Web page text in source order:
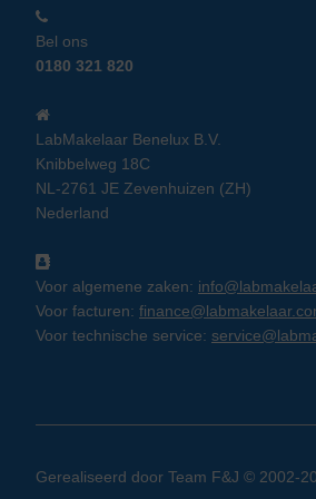
Bel ons
0180 321 820
LabMakelaar Benelux B.V.
Knibbelweg 18C
NL-2761 JE Zevenhuizen (ZH)
Nederland
Voor algemene zaken:
Voor facturen:
Voor technische service:
Gerealiseerd door Team F&J © 2002-